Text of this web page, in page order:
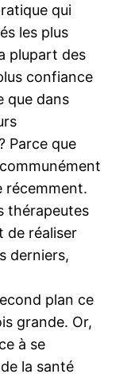
qui
les plus
plupart des
confiance
que dans
Parce que
récemment.
thérapeutes
de réaliser
derniers,
plan ce
grande. Or,
à se
la santé